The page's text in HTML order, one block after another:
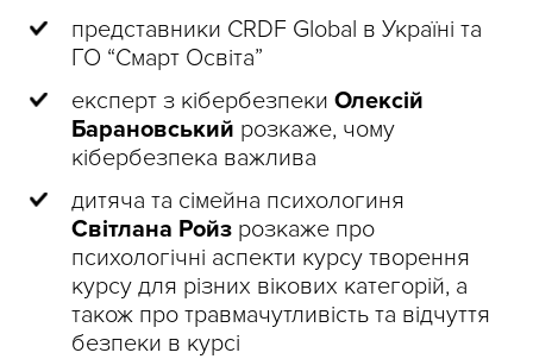
представники CRDF Global в Україні та
ГО “Смарт Освіта”
експерт з кібербезпеки Олексій
Барановський розкаже, чому
кібербезпека важлива
дитяча та сімейна психологиня
Світлана Ройз розкаже про
психологічні аспекти курсу творення
курсу для різних вікових категорій, а
також про травмачутливість та відчуття
безпеки в курсі